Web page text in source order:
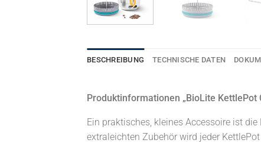
BESCHREIBUNG TECHNISCHE DATEN
Produktinformationen „BioLite KettlePot
Ein praktisches, kleines Accessoire ist
extraleichten Zubehör wird jeder